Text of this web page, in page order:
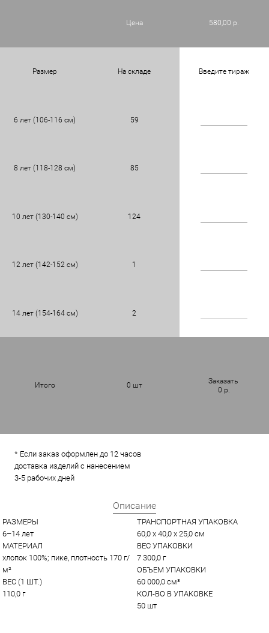
Цена 580,00 р.
Размер На складе Введите тираж
6 лет (106-116 см) 59
8 лет (118-128 см) 85
10 лет (130-140 см) 124
12 лет (142-152 см) 1
14 лет (154-164 см) 2
Итого 0 шт
Заказать
0 р.
* Если заказ оформлен до 12 часов
доставка изделий с нанесением
3-5 рабочих дней
Описание
РАЗМЕРЫ
6–14 лет
МАТЕРИАЛ
хлопок 100%; пике, плотность 170 г/
м²
ВЕС (1 ШТ.)
110,0 г
ТРАНСПОРТНАЯ УПАКОВКА
60,0 x 40,0 x 25,0 см
ВЕС УПАКОВКИ
7 300,0 г
ОБЪЕМ УПАКОВКИ
60 000,0 см³
КОЛ-ВО В УПАКОВКЕ
50 шт